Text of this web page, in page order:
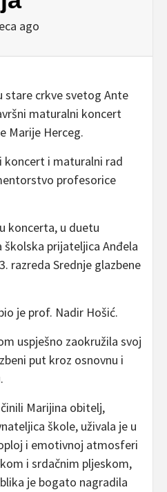
ago
stare crkve svetog Ante
maturalni koncert
Marije Herceg.
koncert i maturalni rad
profesorice
koncerta, u duetu
školska prijateljica Anđela
razreda Srednje glazbene
je prof. Nadir Hošić.
uspješno zaokružila svoj
put kroz osnovnu i
Marijina obitelj,
škole, uživala je u
i emotivnoj atmosferi
i srdačnim pljeskom,
je bogato nagradila